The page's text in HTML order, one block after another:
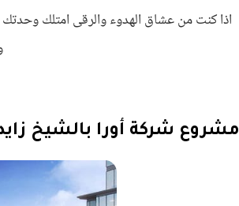
اذا كنت من عشاق الهدوء والرقى امتلك
مشروع شركة أورا بالشيخ